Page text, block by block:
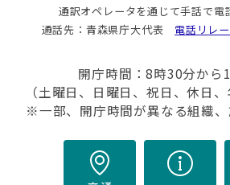
通訳オペレータを通じて手話で電
通話先：青森県庁大代表 電話リレ
開庁時間：8時30分から
（土曜日、日曜日、祝日、休日、
※一部、開庁時間が異なる組織、